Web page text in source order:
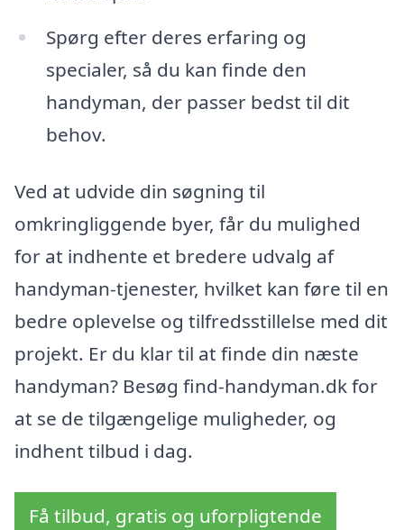
Spørg efter deres erfaring og
specialer, så du kan finde den
handyman, der passer bedst til dit
behov.
Ved at udvide din søgning til
omkringliggende byer, får du mulighed
for at indhente et bredere udvalg af
handyman-tjenester, hvilket kan føre til en
bedre oplevelse og tilfredsstillelse med dit
projekt. Er du klar til at finde din næste
handyman? Besøg find-handyman.dk for
at se de tilgængelige muligheder, og
indhent tilbud i dag.
Få tilbud, gratis og uforpligtende